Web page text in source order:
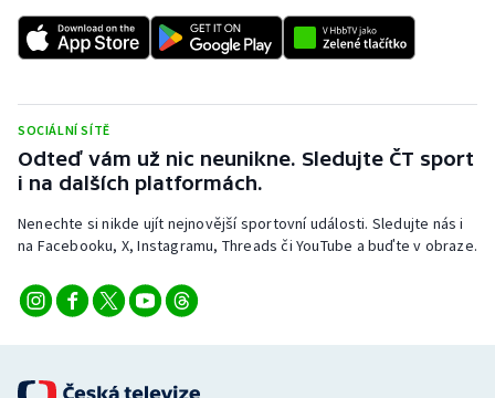
SOCIÁLNÍ SÍTĚ
Odteď vám už nic neunikne. Sledujte ČT sport
i na dalších platformách.
Nenechte si nikde ujít nejnovější sportovní události. Sledujte nás i
na Facebooku, X, Instagramu, Threads či YouTube a buďte v obraze.